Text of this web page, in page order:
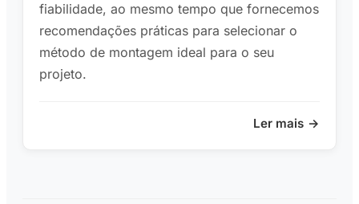
fiabilidade, ao mesmo tempo que fornecemos
recomendações práticas para selecionar o
método de montagem ideal para o seu
projeto.
Ler mais